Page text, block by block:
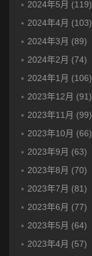
2024年5月 (119)
2024年4月 (103)
2024年3月 (89)
2024年2月 (74)
2024年1月 (106)
2023年12月 (91)
2023年11月 (99)
2023年10月 (66)
2023年9月 (63)
2023年8月 (70)
2023年7月 (81)
2023年6月 (77)
2023年5月 (64)
2023年4月 (57)